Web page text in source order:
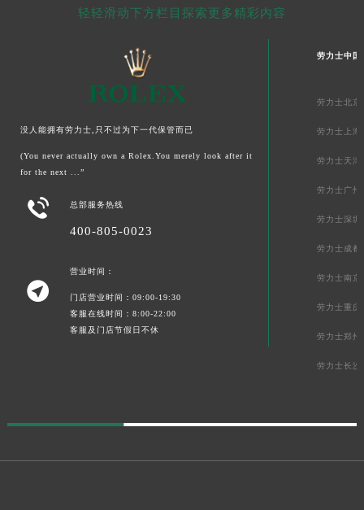
轻轻滑动下方栏目探索更多精彩内容
没人能拥有劳力士,只不过为下一代保管而已
(You never actually own a Rolex.You merely look after it
for the next ...”
 总部服务热线
400-805-0023

营业时间：
门店营业时间：09:00-19:30
客服在线时间：8:00-22:00
客服及门店节假日不休
劳力士中国
劳力士北京
劳力士上海
劳力士天津
劳力士广州
劳力士深圳
劳力士成都
劳力士南京
劳力士重庆
劳力士郑州
劳力士长沙